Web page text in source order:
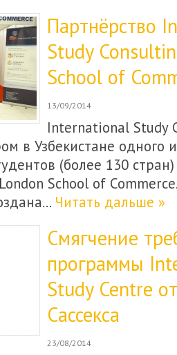
Партнёрство
Study
School of
13/09/2014
International Study
в Узбекистане одного
(более 130 стран)
School of
Читать дальше »
Смягчение
программы
Study Centre
Сассекса
23/08/2014